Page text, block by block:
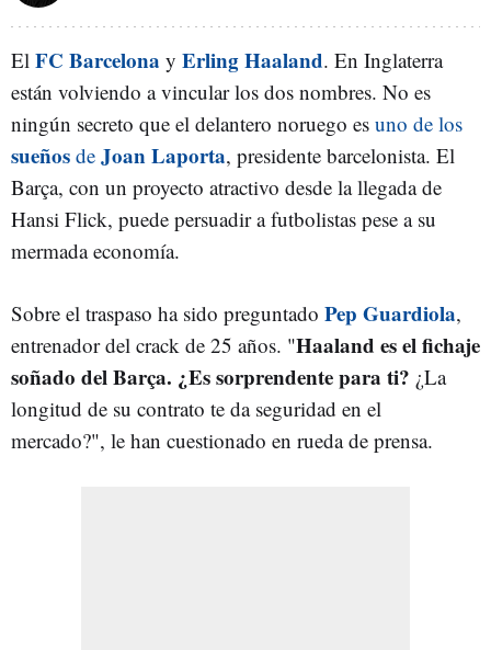
El FC Barcelona y Erling Haaland. En Inglaterra
están volviendo a vincular los dos nombres. No es
ningún secreto que el delantero noruego es uno de los
sueños de Joan Laporta, presidente barcelonista. El
Barça, con un proyecto atractivo desde la llegada de
Hansi Flick, puede persuadir a futbolistas pese a su
mermada economía.
Sobre el traspaso ha sido preguntado Pep Guardiola,
entrenador del crack de 25 años. "Haaland es el fichaje
soñado del Barça. ¿Es sorprendente para ti? ¿La
longitud de su contrato te da seguridad en el
mercado?", le han cuestionado en rueda de prensa.